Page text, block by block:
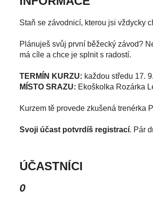
Staň se závodnicí, kterou jsi vždycky
Plánuješ svůj první běžecký závod?
má cíle a chce je splnit s radostí.
TERMÍN KURZU: každou středu 17.
MÍSTO SRAZU: Ekoškolka Rozárka
Kurzem tě provede zkušená trenérka
Svoji účast potvrdíš registrací. Pár
ÚČASTNÍCI
0